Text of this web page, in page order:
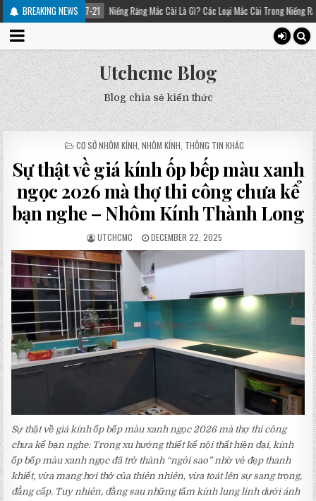
BREAKING NEWS
Niềng Răng Mắc Cài Là Gì? Các Loại Mắc Cài Trong Niềng Răng – Platinum Dental
Utchcmc Blog
Blog chia sẻ kiến thức
POSTED
CƠ SỞ NHÔM KÍNH NHÔM KÍNH THÔNG TIN KHÁC
Sự thật về giá kính ốp bếp màu xanh
ngọc 2026 mà thợ thi công chưa kể
bạn nghe – Nhôm Kính Thành Long
UTCHCMC DECEMBER 22, 2025
Sự thật về giá kính ốp bếp màu xanh ngọc 2026 mà thợ thi công
chưa kể bạn nghe: Trong xu hướng thiết kế nội thất hiện đại, kính
ốp bếp màu xanh ngọc đã trở thành “ngôi sao” nhờ vẻ đẹp thanh
khiết, vừa mang hơi thở của thiên nhiên, vừa toát lên sự sang trọng,
đẳng cấp. Tuy nhiên, đằng sau những tấm kính lung linh dưới ánh